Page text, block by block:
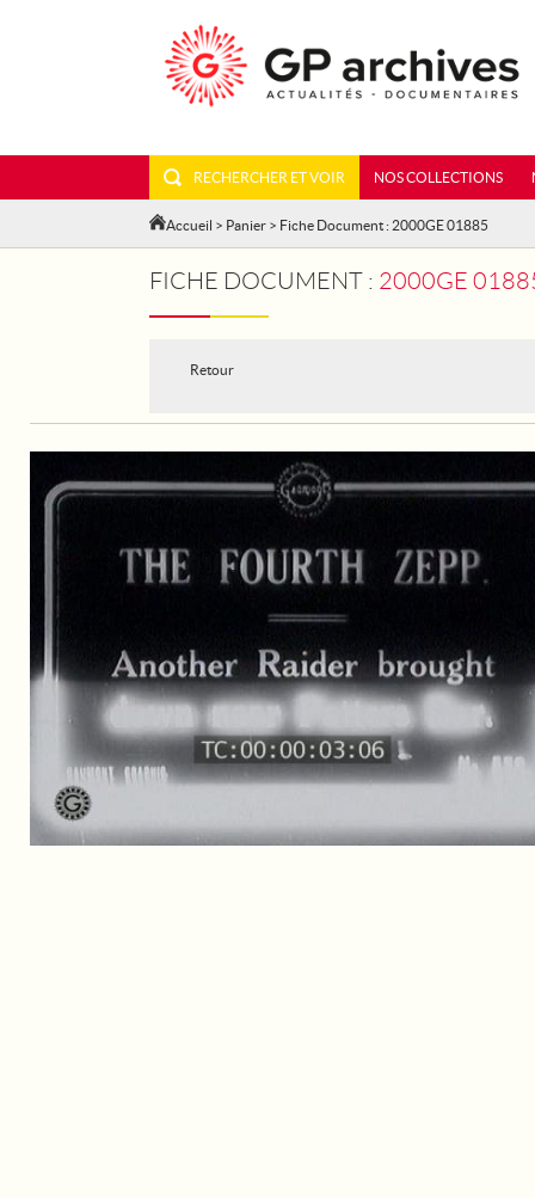
RECHERCHER ET VOIR NOS COLLECTIONS
Accueil > Panier > Fiche Document : 2000GE 01885
FICHE DOCUMENT : 2000GE 01885 -
Retour